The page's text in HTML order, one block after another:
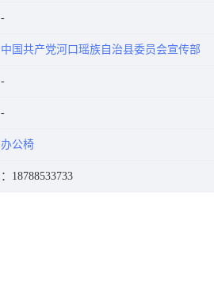
中国共产党河口瑶族自治县委员会宣传部
办公椅
：18788533733